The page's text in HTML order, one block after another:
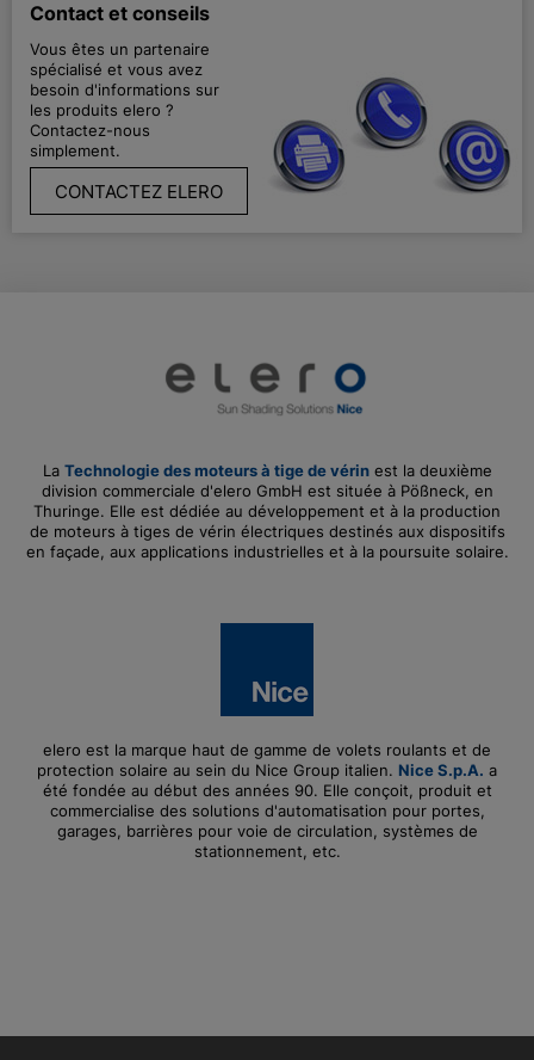
Contact et conseils
Vous êtes un partenaire
spécialisé et vous avez
besoin d'informations sur
les produits elero ?
Contactez-nous
simplement.
CONTACTEZ ELERO
La Technologie des moteurs à tige de vérinest la deuxième
division commerciale d'elero GmbH est située à Pößneck, en
Thuringe. Elle est dédiée au développement et à la production
de moteurs à tiges de vérin électriques destinés aux dispositifs
en façade, aux applications industrielles et à la poursuite solaire.
elero est la marque haut de gamme de volets roulants et de
protection solaire au sein du Nice Group italien. Nice S.p.A. a
été fondée au début des années 90. Elle conçoit, produit et
commercialise des solutions d'automatisation pour portes,
garages, barrières pour voie de circulation, systèmes de
stationnement, etc.